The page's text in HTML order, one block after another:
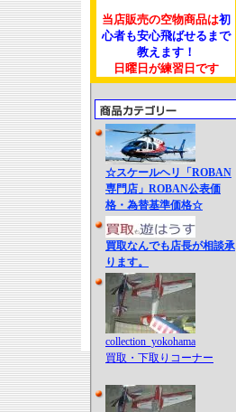
当店販売の空物商品は初
心者も安心飛ばせるまで
教えます！
日曜日が練習日です
☆スケールヘリ「ROBAN
専門店」ROBAN公表価
格・為替基準価格☆
買取なんでも店長が相談承
ります。
collection_yokohama
買取・下取りコーナー